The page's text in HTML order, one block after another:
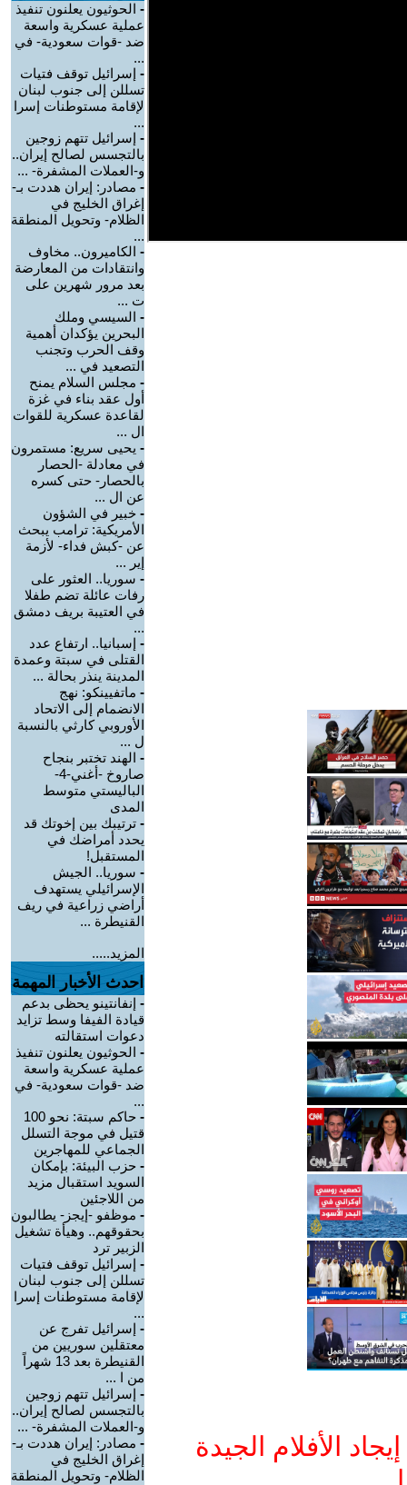
الأفلام الجيدة
- الحوثيون يعلنون تنفيذ
عملية عسكرية واسعة
ضد -قوات سعودية- في
...
- إسرائيل توقف فتيات
تسللن إلى جنوب لبنان
لإقامة مستوطنات إسرا
...
- إسرائيل تتهم زوجين
بالتجسس لصالح إيران..
و-العملات المشفرة- ...
- مصادر: إيران هددت بـ-
إغراق الخليج في
الظلام- وتحويل المنطقة
...
- الكاميرون.. مخاوف
وانتقادات من المعارضة
بعد مرور شهرين على
ت ...
- السيسي وملك
البحرين يؤكدان أهمية
وقف الحرب وتجنب
التصعيد في ...
- مجلس السلام يمنح
أول عقد بناء في غزة
لقاعدة عسكرية للقوات
ال ...
- يحيى سريع: مستمرون
في معادلة -الحصار
بالحصار- حتى كسره
عن ال ...
- خبير في الشؤون
الأمريكية: ترامب يبحث
عن -كبش فداء- لأزمة
إير ...
- سوريا.. العثور على
رفات عائلة تضم طفلا
في العتيبة بريف دمشق
...
- إسبانيا.. ارتفاع عدد
القتلى في سبتة وعمدة
المدينة ينذر بحالة ...
- ماتفيينكو: نهج
الانضمام إلى الاتحاد
الأوروبي كارثي بالنسبة
ل ...
- الهند تختبر بنجاح
صاروخ -أغني-4-
الباليستي متوسط
المدى
- ترتيبك بين إخوتك قد
يحدد أمراضك في
المستقبل!
- سوريا.. الجيش
الإسرائيلي يستهدف
أراضي زراعية في ريف
القنيطرة ...
المزيد.....
احدث الأخبار المهمة
- إنفانتينو يحظى بدعم
قيادة الفيفا وسط تزايد
دعوات استقالته
- الحوثيون يعلنون تنفيذ
عملية عسكرية واسعة
ضد -قوات سعودية- في
...
-
حاكم سبتة: نحو 100
قتيل في موجة التسلل
الجماعي للمهاجرين
- حزب البيئة: بإمكان
السويد استقبال مزيد
من اللاجئين
- موظفو -إيجز- يطالبون
بحقوقهم.. وهيأة تشغيل
الزبير ترد
- إسرائيل توقف فتيات
تسللن إلى جنوب لبنان
لإقامة مستوطنات إسرا
...
- إسرائيل تفرج عن
معتقلين سوريين من
القنيطرة بعد 13 شهراً
من ا ...
- إسرائيل تتهم زوجين
بالتجسس لصالح إيران..
و-العملات المشفرة- ...
- مصادر: إيران هددت بـ-
إغراق الخليج في
الظلام- وتحويل المنطقة